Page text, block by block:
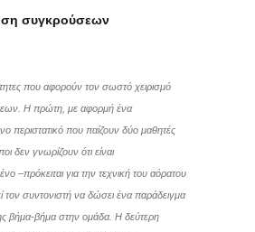
συγκρούσεων
που αφορούν τον σωστό χειρισμό
Η πρώτη, με αφορμή ένα
περιστατικό που παίζουν δύο μαθητές
δεν γνωρίζουν ότι είναι
–πρόκειται για την τεχνική του αόρατου
τον συντονιστή να δώσει ένα παράδειγμα
βήμα-βήμα στην ομάδα. Η δεύτερη